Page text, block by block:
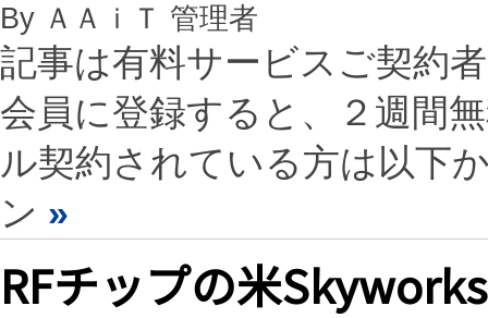
By ＡＡｉＴ 管理者
記事は有料サービスご契約
会員に登録すると、２週間
ル契約されている方は以下
ン »
RFチップの米